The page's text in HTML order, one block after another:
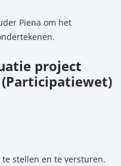
Piena om het
project
(Participatiewet)
stellen en te versturen.